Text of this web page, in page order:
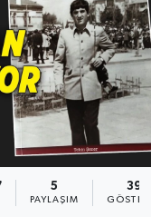
5
PAYLAŞIM
39